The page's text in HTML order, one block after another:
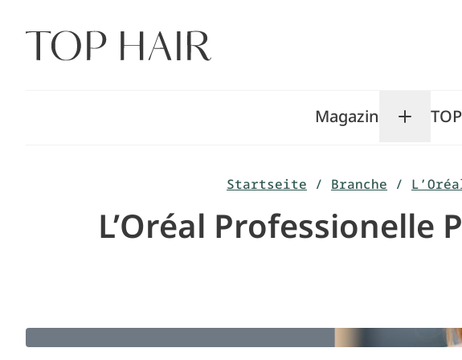
Inhalt
springen
Magazin Toggle
Startseite / Branche /
L’Oréal